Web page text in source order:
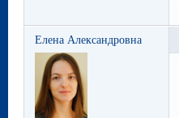
Елена Александровна